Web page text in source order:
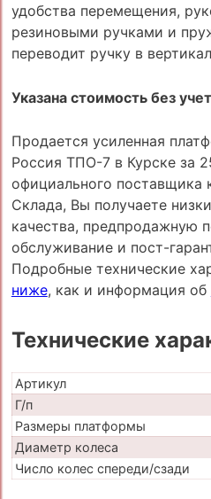
удобства перемещения,
резиновыми ручками и
переводит ручку в
Указана стоимость без
Продается усиленная
Россия ТПО-7 в Курске за
официального поставщика
Склада, Вы получаете
качества, предпродажную
обслуживание и пост-
Подробные технические
ниже, как и информация об
Технические
Артикул
Г/п
Размеры платформы
Диаметр колеса
Число колес спереди/сзади